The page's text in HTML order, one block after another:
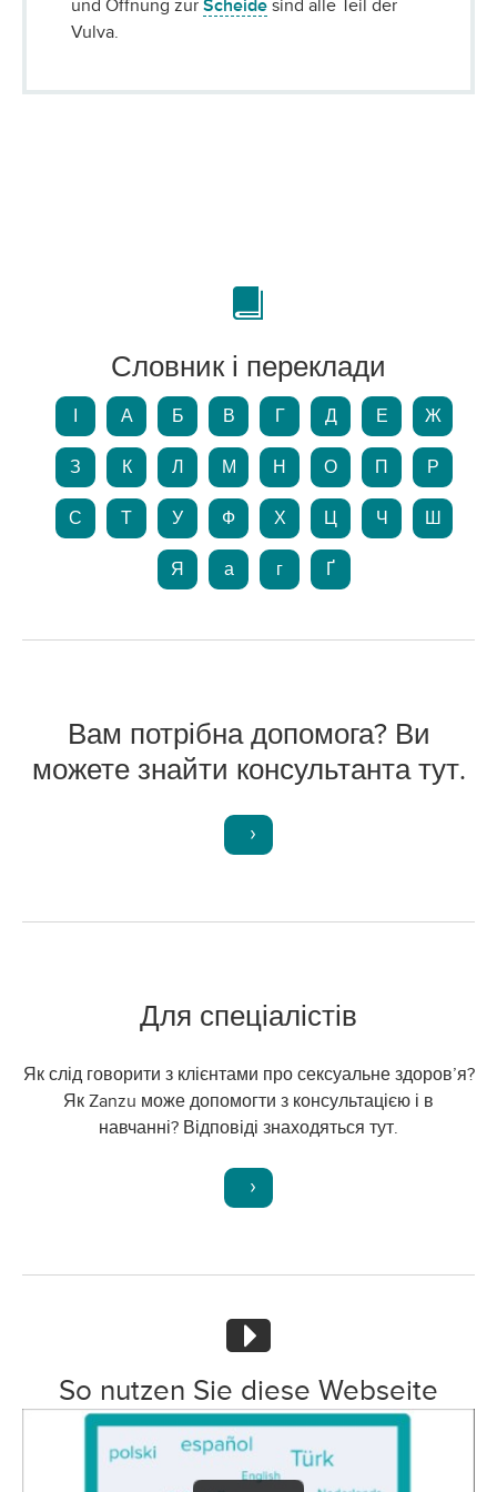
und Öffnung zur Scheide sind alle Teil der
Vulva.
Словник і переклади
А Б В Г Д Е Ж
З К Л М Н О П Р
С Т У Ф Х Ц Ч Ш
Я а г Ґ
Вам потрібна допомога? Ви
можете знайти консультанта тут.
Для спеціалістів
Як слід говорити з клієнтами про сексуальне здоров’я?
Як Zanzu може допомогти з консультацією і в
навчанні? Відповіді знаходяться тут.
So nutzen Sie diese Webseite